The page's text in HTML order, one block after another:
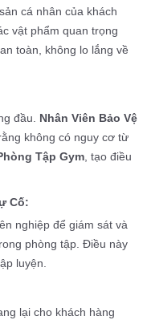
cá nhân của khách
vật phẩm quan trọng
toàn, không lo lắng về
đầu. Nhân Viên Bảo Vệ
không có nguy cơ từ
Tập Gym, tạo điều
Cố:
nghiệp để giám sát và
phòng tập. Điều này
luyện.
lại cho khách hàng